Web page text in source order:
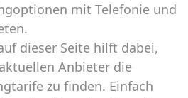
mit Telefonie und
dieser Seite hilft dabei,
Anbieter die
zu finden. Einfach